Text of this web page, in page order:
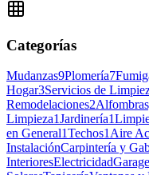
Categorías
Mudanzas9Plomería7
Hogar3Servicios de
Remodelaciones2
Limpieza1Jardinería1
en General1Techos1Aire
InstalaciónCarpintería y
InterioresElectricidad